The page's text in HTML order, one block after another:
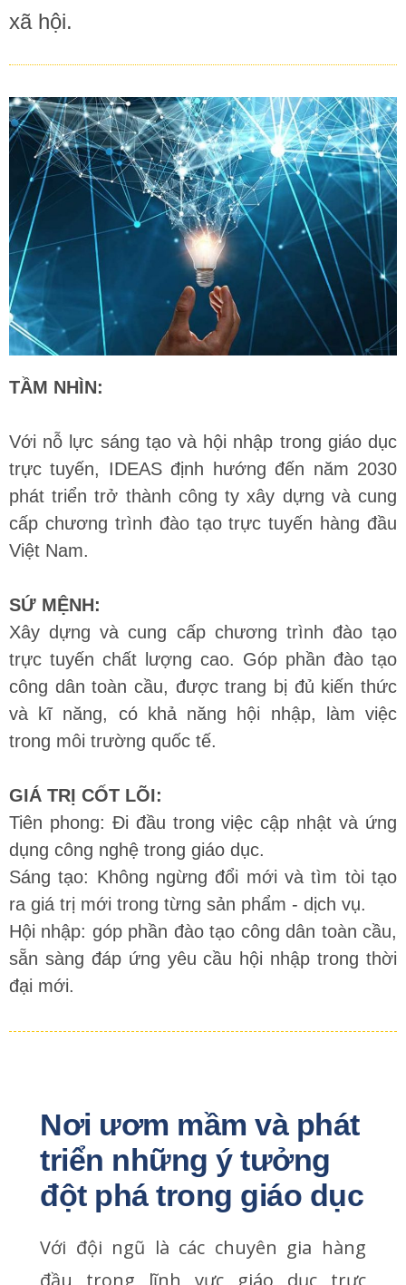
xã hội.
TẦM NHÌN:
Với nỗ lực sáng tạo và hội nhập trong giáo dục
trực tuyến, IDEAS định hướng đến năm 2030
phát triển trở thành công ty xây dựng và cung
cấp chương trình đào tạo trực tuyến hàng đầu
Việt Nam.
SỨ MỆNH:
Xây dựng và cung cấp chương trình đào tạo
trực tuyến chất lượng cao. Góp phần đào tạo
công dân toàn cầu, được trang bị đủ kiến thức
và kĩ năng, có khả năng hội nhập, làm việc
trong môi trường quốc tế.
GIÁ TRỊ CỐT LÕI:
Tiên phong: Đi đầu trong việc cập nhật và ứng
dụng công nghệ trong giáo dục.
Sáng tạo: Không ngừng đổi mới và tìm tòi tạo
ra giá trị mới trong từng sản phẩm - dịch vụ.
Hội nhập: góp phần đào tạo công dân toàn cầu,
sẵn sàng đáp ứng yêu cầu hội nhập trong thời
đại mới.
Nơi ươm mầm và phát
triển những ý tưởng
đột phá trong giáo dục
Với đội ngũ là các chuyên gia hàng